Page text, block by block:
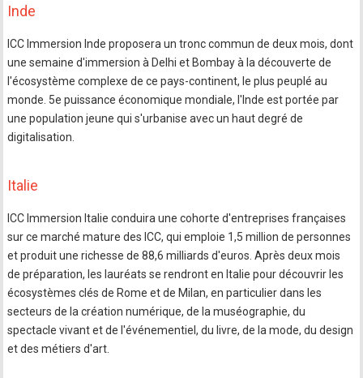
Inde
ICC Immersion Inde proposera un tronc commun de deux mois, dont
une semaine d'immersion à Delhi et Bombay à la découverte de
l'écosystème complexe de ce pays-continent, le plus peuplé au
monde. 5e puissance économique mondiale, l'Inde est portée par
une population jeune qui s'urbanise avec un haut degré de
digitalisation.
Italie
ICC Immersion Italie conduira une cohorte d'entreprises françaises
sur ce marché mature des ICC, qui emploie 1,5 million de personnes
et produit une richesse de 88,6 milliards d'euros. Après deux mois
de préparation, les lauréats se rendront en Italie pour découvrir les
écosystèmes clés de Rome et de Milan, en particulier dans les
secteurs de la création numérique, de la muséographie, du
spectacle vivant et de l'événementiel, du livre, de la mode, du design
et des métiers d'art.